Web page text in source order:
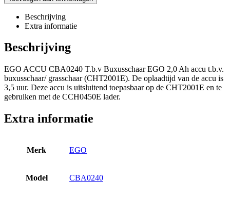
Beschrijving
Extra informatie
Beschrijving
EGO ACCU CBA0240 T.b.v Buxusschaar EGO 2,0 Ah accu t.b.v.
buxusschaar/ grasschaar (CHT2001E). De oplaadtijd van de accu is
3,5 uur. Deze accu is uitsluitend toepasbaar op de CHT2001E en te
gebruiken met de CCH0450E lader.
Extra informatie
Merk EGO
Model CBA0240